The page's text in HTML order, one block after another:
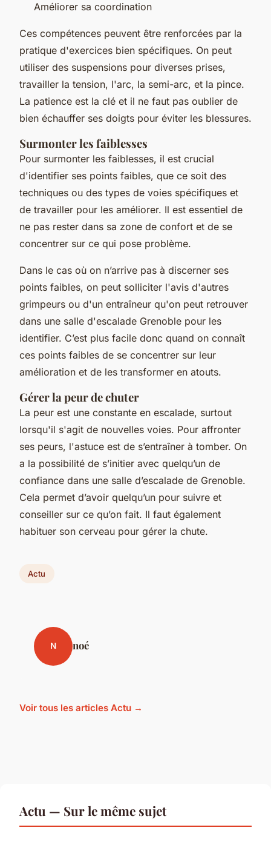
Améliorer sa coordination
Ces compétences peuvent être renforcées par la
pratique d'exercices bien spécifiques. On peut
utiliser des suspensions pour diverses prises,
travailler la tension, l'arc, la semi-arc, et la pince.
La patience est la clé et il ne faut pas oublier de
bien échauffer ses doigts pour éviter les blessures.
Surmonter les faiblesses
Pour surmonter les faiblesses, il est crucial
d'identifier ses points faibles, que ce soit des
techniques ou des types de voies spécifiques et
de travailler pour les améliorer. Il est essentiel de
ne pas rester dans sa zone de confort et de se
concentrer sur ce qui pose problème.
Dans le cas où on n’arrive pas à discerner ses
points faibles, on peut solliciter l'avis d'autres
grimpeurs ou d'un entraîneur qu'on peut retrouver
dans une salle d'escalade Grenoble pour les
identifier. C’est plus facile donc quand on connaît
ces points faibles de se concentrer sur leur
amélioration et de les transformer en atouts.
Gérer la peur de chuter
La peur est une constante en escalade, surtout
lorsqu'il s'agit de nouvelles voies. Pour affronter
ses peurs, l'astuce est de s’entraîner à tomber. On
a la possibilité de s’initier avec quelqu’un de
confiance dans une salle d’escalade de Grenoble.
Cela permet d’avoir quelqu’un pour suivre et
conseiller sur ce qu’on fait. Il faut également
habituer son cerveau pour gérer la chute.
Actu
N noé
Voir tous les articles Actu →
Actu — Sur le même sujet